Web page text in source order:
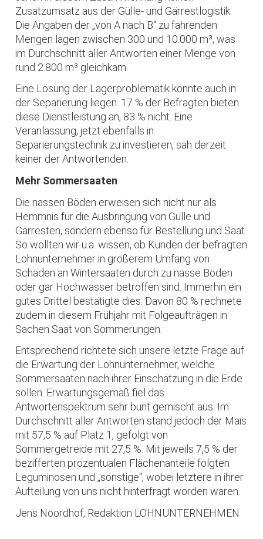
Zusatzumsatz aus der Gülle- und Gärrestlogistik.
Die Angaben der „von A nach B“ zu fahrenden
Mengen lagen zwischen 300 und 10.000 m³, was
im Durchschnitt aller Antworten einer Menge von
rund 2.800 m³ gleichkam.
Eine Lösung der Lagerproblematik könnte auch in
der Separierung liegen. 17 % der Befragten bieten
diese Dienstleistung an, 83 % nicht. Eine
Veranlassung, jetzt ebenfalls in
Separierungstechnik zu investieren, sah derzeit
keiner der Antwortenden.
Mehr Sommersaaten
Die nassen Böden erweisen sich nicht nur als
Hemmnis für die Ausbringung von Gülle und
Gärresten, sondern ebenso für Bestellung und Saat.
So wollten wir u.a. wissen, ob Kunden der befragten
Lohnunternehmer in größerem Umfang von
Schäden an Wintersaaten durch zu nasse Böden
oder gar Hochwasser betroffen sind. Immerhin ein
gutes Drittel bestätigte dies. Davon 80 % rechnete
zudem in diesem Frühjahr mit Folgeaufträgen in
Sachen Saat von Sommerungen.
Entsprechend richtete sich unsere letzte Frage auf
die Erwartung der Lohnunternehmer, welche
Sommersaaten nach ihrer Einschätzung in die Erde
sollen. Erwartungsgemäß fiel das
Antwortenspektrum sehr bunt gemischt aus. Im
Durchschnitt aller Antworten stand jedoch der Mais
mit 57,5 % auf Platz 1, gefolgt von
Sommergetreide mit 27,5 %. Mit jeweils 7,5 % der
bezifferten prozentualen Flächenanteile folgten
Leguminosen und „sonstige“, wobei letztere in ihrer
Aufteilung von uns nicht hinterfragt worden waren.
Jens Noordhof, Redaktion LOHNUNTERNEHMEN